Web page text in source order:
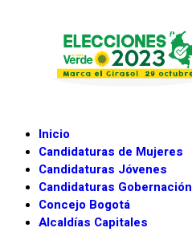
Inicio
Candidaturas de Mujeres
Candidaturas Jóvenes
Candidaturas Gobernación
Concejo Bogotá
Alcaldías Capitales